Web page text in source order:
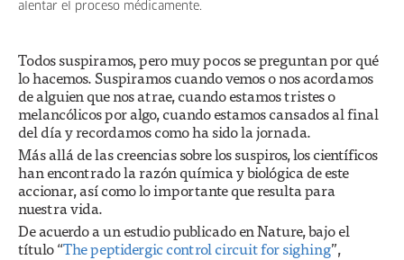
alentar el proceso médicamente.
Todos suspiramos, pero muy pocos se preguntan por qué
lo hacemos. Suspiramos cuando vemos o nos acordamos
de alguien que nos atrae, cuando estamos tristes o
melancólicos por algo, cuando estamos cansados al final
del día y recordamos como ha sido la jornada.
Más allá de las creencias sobre los suspiros, los científicos
han encontrado la razón química y biológica de este
accionar, así como lo importante que resulta para
nuestra vida.
De acuerdo a un estudio publicado en Nature, bajo el
título “The peptidergic control circuit for sighing”,